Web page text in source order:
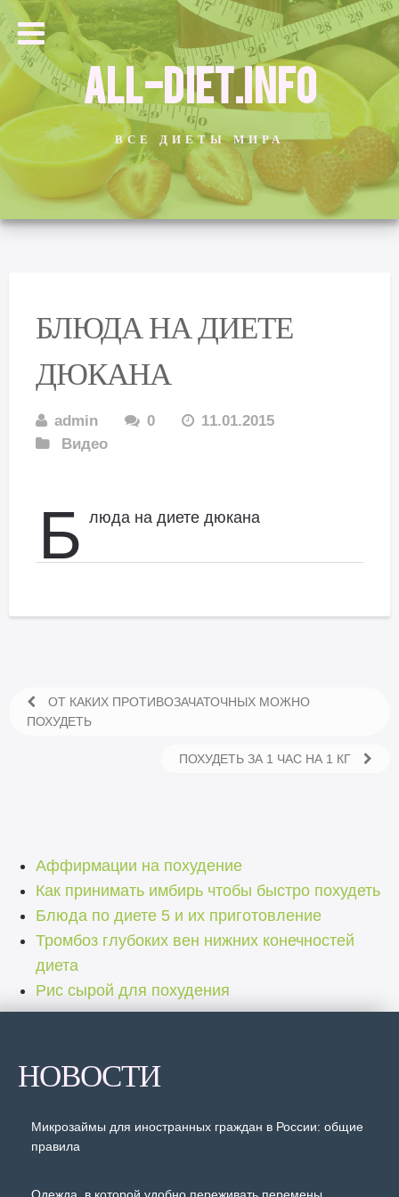
ALL-DIET.INFO
ВСЕ ДИЕТЫ МИРА
БЛЮДА НА ДИЕТЕ
ДЮКАНА
admin 0
11.01.2015
Видео
Б люда на диете дюкана
ОТ КАКИХ ПРОТИВОЗАЧАТОЧНЫХ МОЖНО
ПОХУДЕТЬ
ПОХУДЕТЬ ЗА 1 ЧАС НА 1 КГ
Аффирмации на похудение
Как принимать имбирь чтобы быстро похудеть
Блюда по диете 5 и их приготовление
Тромбоз глубоких вен нижних конечностей
диета
Рис сырой для похудения
НОВОСТИ
Микрозаймы для иностранных граждан в России: общие
правила